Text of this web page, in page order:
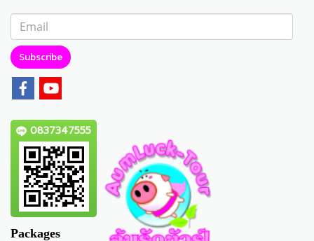
Subscribe
0837347555
Packages